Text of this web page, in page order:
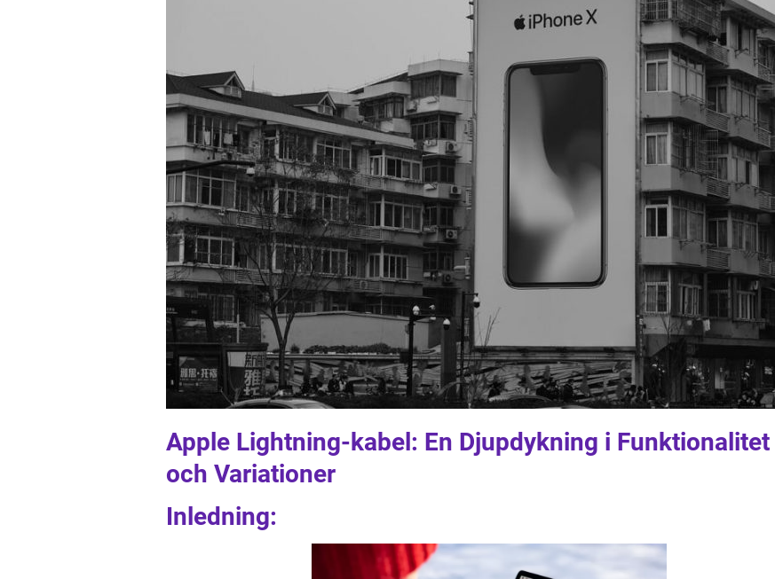
Apple Lightning-kabel: En Djupdykning i Funktionalitet
och Variationer
Inledning: